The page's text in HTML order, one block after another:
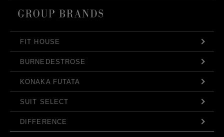
FIT HOUSE
BURNEDESTROSE
KONAKA FUTATA
SUIT SELECT
DIFFERENCE